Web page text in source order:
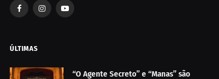
FacebookInstagramYouTube
ÚLTIMAS
“O Agente Secreto” e “Manas” são